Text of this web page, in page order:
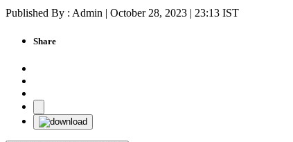
Published By : Admin | October 28, 2023 | 23:13 IST
Share